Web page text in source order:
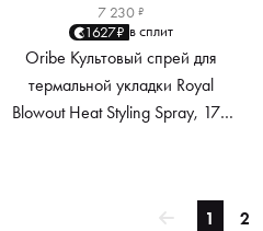
7 230 ₽
1627₽ в сплит
Oribe Культовый спрей для
термальной укладки Royal
Blowout Heat Styling Spray, 175
1 2